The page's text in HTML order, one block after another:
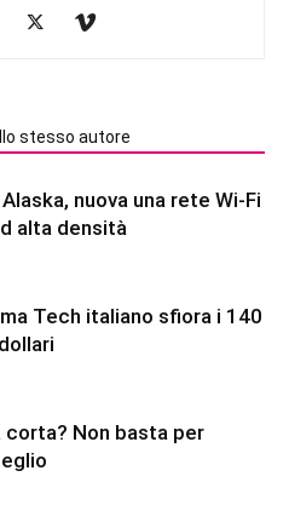
stesso autore
nuova una rete Wi-Fi
alta densità
Tech italiano sfiora i 140
corta? Non basta per